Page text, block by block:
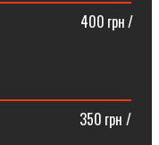
грн /
грн /